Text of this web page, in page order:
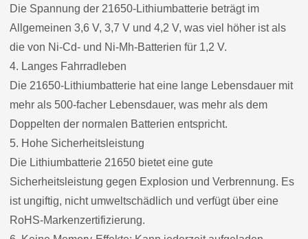
Die Spannung der 21650-Lithiumbatterie beträgt im
Allgemeinen 3,6 V, 3,7 V und 4,2 V, was viel höher ist als
die von Ni-Cd- und Ni-Mh-Batterien für 1,2 V.
4. Langes Fahrradleben
Die 21650-Lithiumbatterie hat eine lange Lebensdauer mit
mehr als 500-facher Lebensdauer, was mehr als dem
Doppelten der normalen Batterien entspricht.
5. Hohe Sicherheitsleistung
Die Lithiumbatterie 21650 bietet eine gute
Sicherheitsleistung gegen Explosion und Verbrennung. Es
ist ungiftig, nicht umweltschädlich und verfügt über eine
RoHS-Markenzertifizierung.